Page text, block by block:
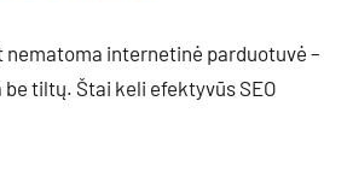
nematoma internetinė parduotuvė –
tiltų. Štai keli efektyvūs SEO